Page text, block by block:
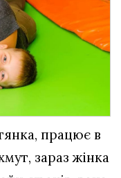
працює в
зараз жінка